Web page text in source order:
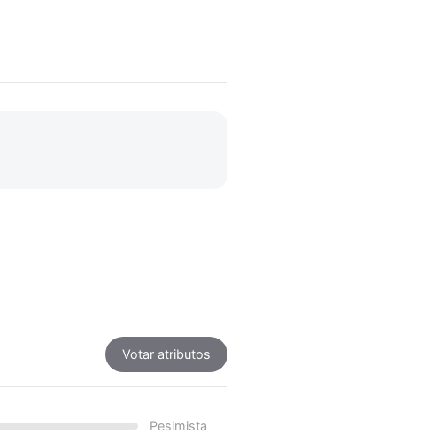
Votar atributos
Pesimista